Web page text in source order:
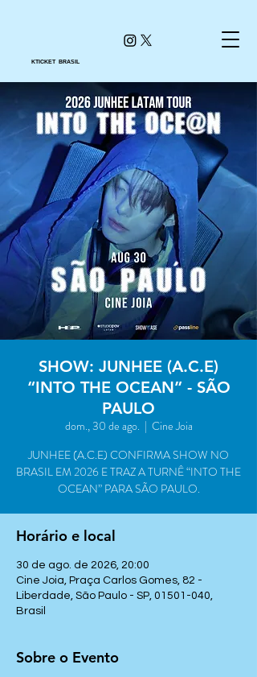
KTICKET BRASIL
SHOW: JUNHEE (A.C.E)
“INTO THE OCEAN” - SÃO
PAULO
dom., 30 de ago.
  |
Cine Joia
JUNHEE (A.C.E) CONFIRMA SHOW NO
BRASIL EM 2026 E TRAZ A TURNÊ “INTO THE
OCEAN” PARA SÃO PAULO.
Horário e local
30 de ago. de 2026, 20:00
Cine Joia, Praça Carlos Gomes, 82 -
Liberdade, São Paulo - SP, 01501-040,
Brasil
Sobre o Evento